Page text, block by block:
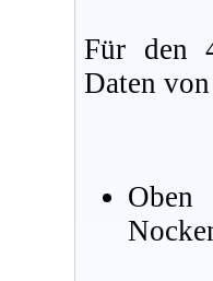
Für den
Daten
Oben